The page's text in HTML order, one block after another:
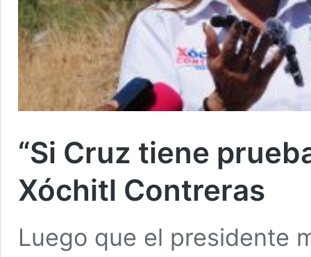
“Si Cruz tiene
Xóchitl Contreras
Luego que el presidente